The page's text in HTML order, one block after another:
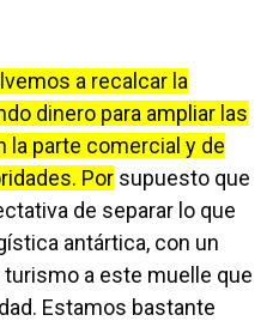
a recalcar la
dinero para ampliar las
la parte comercial y de
Por supuesto que
de separar lo que
antártica, con un
a este muelle que
Estamos bastante